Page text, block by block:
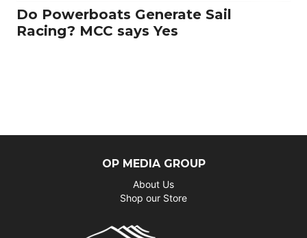
Do Powerboats Generate Sail
Racing? MCC says Yes
OP MEDIA GROUP
About Us
Shop our Store